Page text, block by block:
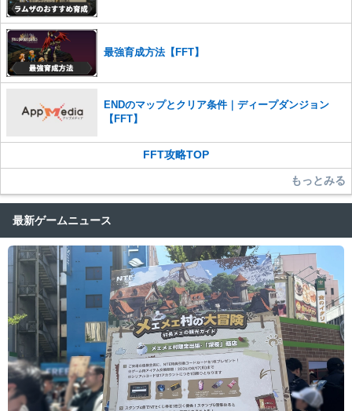
最強育成方法【FFT】
ENDのマップとクリア条件｜ディープダンジョン
【FFT】
FFT攻略TOP
もっとみる
最新ゲームニュース